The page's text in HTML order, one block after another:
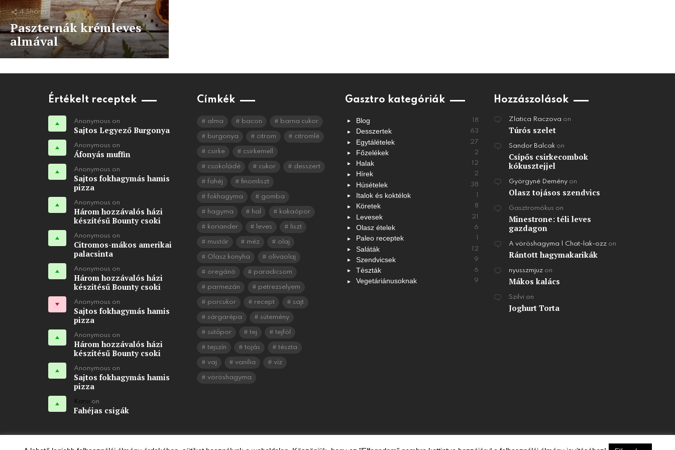
4 Shares
Paszternák krémleves
almával
Értékelt receptek
Anonymous on
Sajtos Legyező Burgonya
Anonymous on
Áfonyás muffin
Anonymous on
Sajtos fokhagymás hamis
pizza
Anonymous on
Három hozzávalós házi
készítésű Bounty csoki
Anonymous on
Citromos-mákos amerikai
palacsinta
Anonymous on
Három hozzávalós házi
készítésű Bounty csoki
Anonymous on
Sajtos fokhagymás hamis
pizza
Anonymous on
Három hozzávalós házi
készítésű Bounty csoki
Anonymous on
Sajtos fokhagymás hamis
pizza
Karsi on
Fahéjas csigák
Címkék
alma bacon barna cukor
burgonya citrom citromlé
csirke csirkemell
csokoládé cukor desszert
fahéj finomliszt
fokhagyma gomba
hagyma hal kakaópor
koriander leves liszt
mustár méz olaj
Olasz konyha olívaolaj
oregánó paradicsom
parmezán petrezselyem
porcukor recept sajt
sárgarépa sütemény
sütőpor tej tejföl
tejszín tojás tészta
vaj vanília víz
vöröshagyma
Gasztro kategóriák
Blog 18
Desszertek 63
Egytálételek 27
Főzelékek 2
Halak 12
Hírek 2
Húsételek 38
Italok és koktélok
Köretek 8
Levesek 21
Olasz ételek 6
Paleo receptek
Saláták 12
Szendvicsek 9
Tészták 6
Vegetáriánusoknak 9
Hozzászolások
Zlatica Raczova on
Túrós szelet
Sandor Balcakon
Csípős csirkecombok
kókusztejjel
Györgyné Deményon
Olasz tojásos szendvics
Gasztromókus on
Minestrone: téli leves
gazdagon
A vöröshagyma | Chat-lak-ozzon
Rántott hagymakarikák
nyusszmjuzon
Mákos kalács
Szilvi on
Joghurt Torta